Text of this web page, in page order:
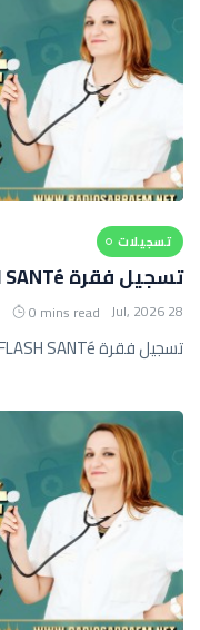
تسجيلات
تسجيل فقرة FLASH SANTé مع أمان عيسى
28 Jul, 2026
0 mins read
تسجيل فقرة FLASH SANTé مع أمان عيسى